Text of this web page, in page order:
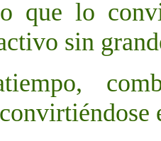
que lo
sin